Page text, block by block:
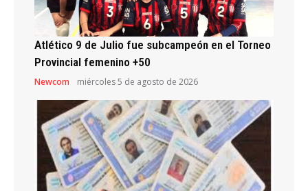
Atlético 9 de Julio fue subcampeón en el Torneo
Provincial femenino +50
Newcom miércoles 5 de agosto de 2026